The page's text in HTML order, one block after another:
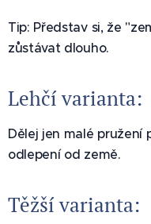
Tip: Představ si, že
zůstávat dlouho.
Lehčí varianta:
Dělej jen malé pružení
odlepení od země.
Těžší varianta: